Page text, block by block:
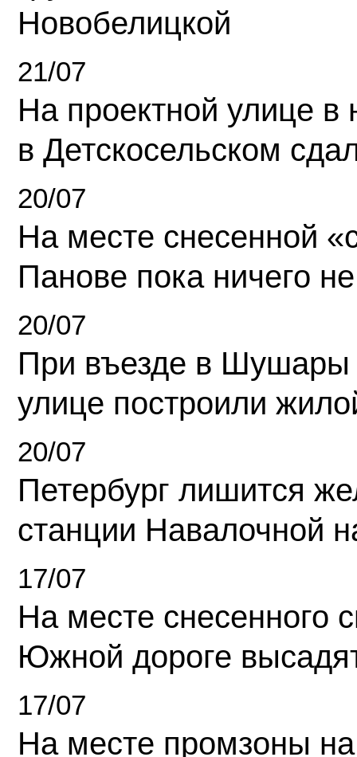
Новобелицкой
21/07
На проектной улице
в Детскосельском
20/07
На месте снесенной
Панове пока ничего
20/07
При въезде в Шушары
улице построили
20/07
Петербург лишится
станции Навалочной
17/07
На месте снесенного
Южной дороге
17/07
На месте промзоны